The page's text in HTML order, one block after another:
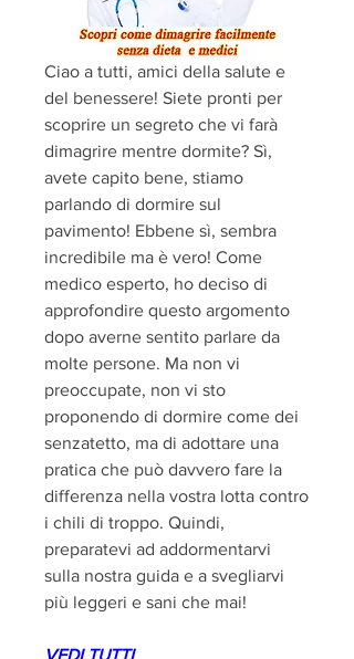
Ciao a tutti, amici della salute e
del benessere! Siete pronti per
scoprire un segreto che vi farà
dimagrire mentre dormite? Sì,
avete capito bene, stiamo
parlando di dormire sul
pavimento! Ebbene sì, sembra
incredibile ma è vero! Come
medico esperto, ho deciso di
approfondire questo argomento
dopo averne sentito parlare da
molte persone. Ma non vi
preoccupate, non vi sto
proponendo di dormire come dei
senzatetto, ma di adottare una
pratica che può davvero fare la
differenza nella vostra lotta contro
i chili di troppo. Quindi,
preparatevi ad addormentarvi
sulla nostra guida e a svegliarvi
più leggeri e sani che mai!